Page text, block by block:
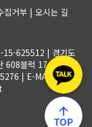
집거부 | 오시는 길
15-625512 | 경기도
608블럭 17-1롯트
| E-MAIL :